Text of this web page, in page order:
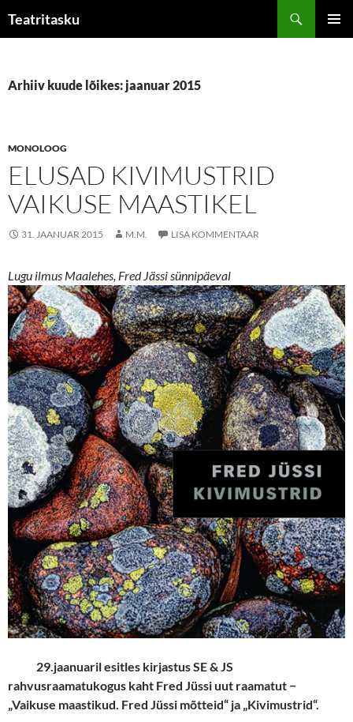
sisu
Teatritasku
Arhiiv kuude lõikes: jaanuar 2015
MONOLOOG
ELUSAD KIVIMUSTRID
VAIKUSE MAASTIKEL
31. JAANUAR 2015 M.M. LISA KOMMENTAAR
Lugu ilmus Maalehes, Fred Jässi sünnipäeval
29.jaanuaril esitles kirjastus SE & JS
rahvusraamatukogus kaht Fred Jüssi uut raamatut −
„Vaikuse maastikud. Fred Jüssi mõtteid“ ja „Kivimustrid“.